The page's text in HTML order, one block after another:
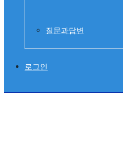
질문과답변
로그인